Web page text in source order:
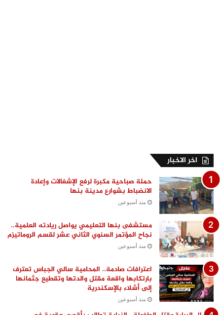
اخر الاخبار
حملة صباحية مكبرة لرفع الإشغالات وإعادة
الانضباط بشوارع مدينة بنها
منذ أسبوعين
مستشفى بنها التعليمي يواصل ريادته العلمية..
نجاح المؤتمر السنوي الثاني عشر لقسم الروماتيزم
منذ أسبوعين
اعترافات صادمة.. المحامية سالي الجباس تعترف
بارتكابها واقعة مقتل والدتها وتقطيع جثمانها
إلى أشلاء بالإسكندرية
منذ أسبوعين